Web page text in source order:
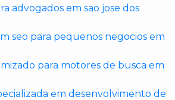
advogados em sao jose dos
seo para pequenos negocios em
para motores de busca em
em desenvolvimento de